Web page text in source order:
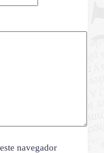
navegador